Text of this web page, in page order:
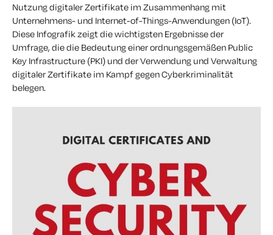
Nutzung digitaler Zertifikate im Zusammenhang mit
Unternehmens- und Internet-of-Things-Anwendungen (IoT).
Diese Infografik zeigt die wichtigsten Ergebnisse der
Umfrage, die die Bedeutung einer ordnungsgemäßen Public
Key Infrastructure (PKI) und der Verwendung und Verwaltung
digitaler Zertifikate im Kampf gegen Cyberkriminalität
belegen.